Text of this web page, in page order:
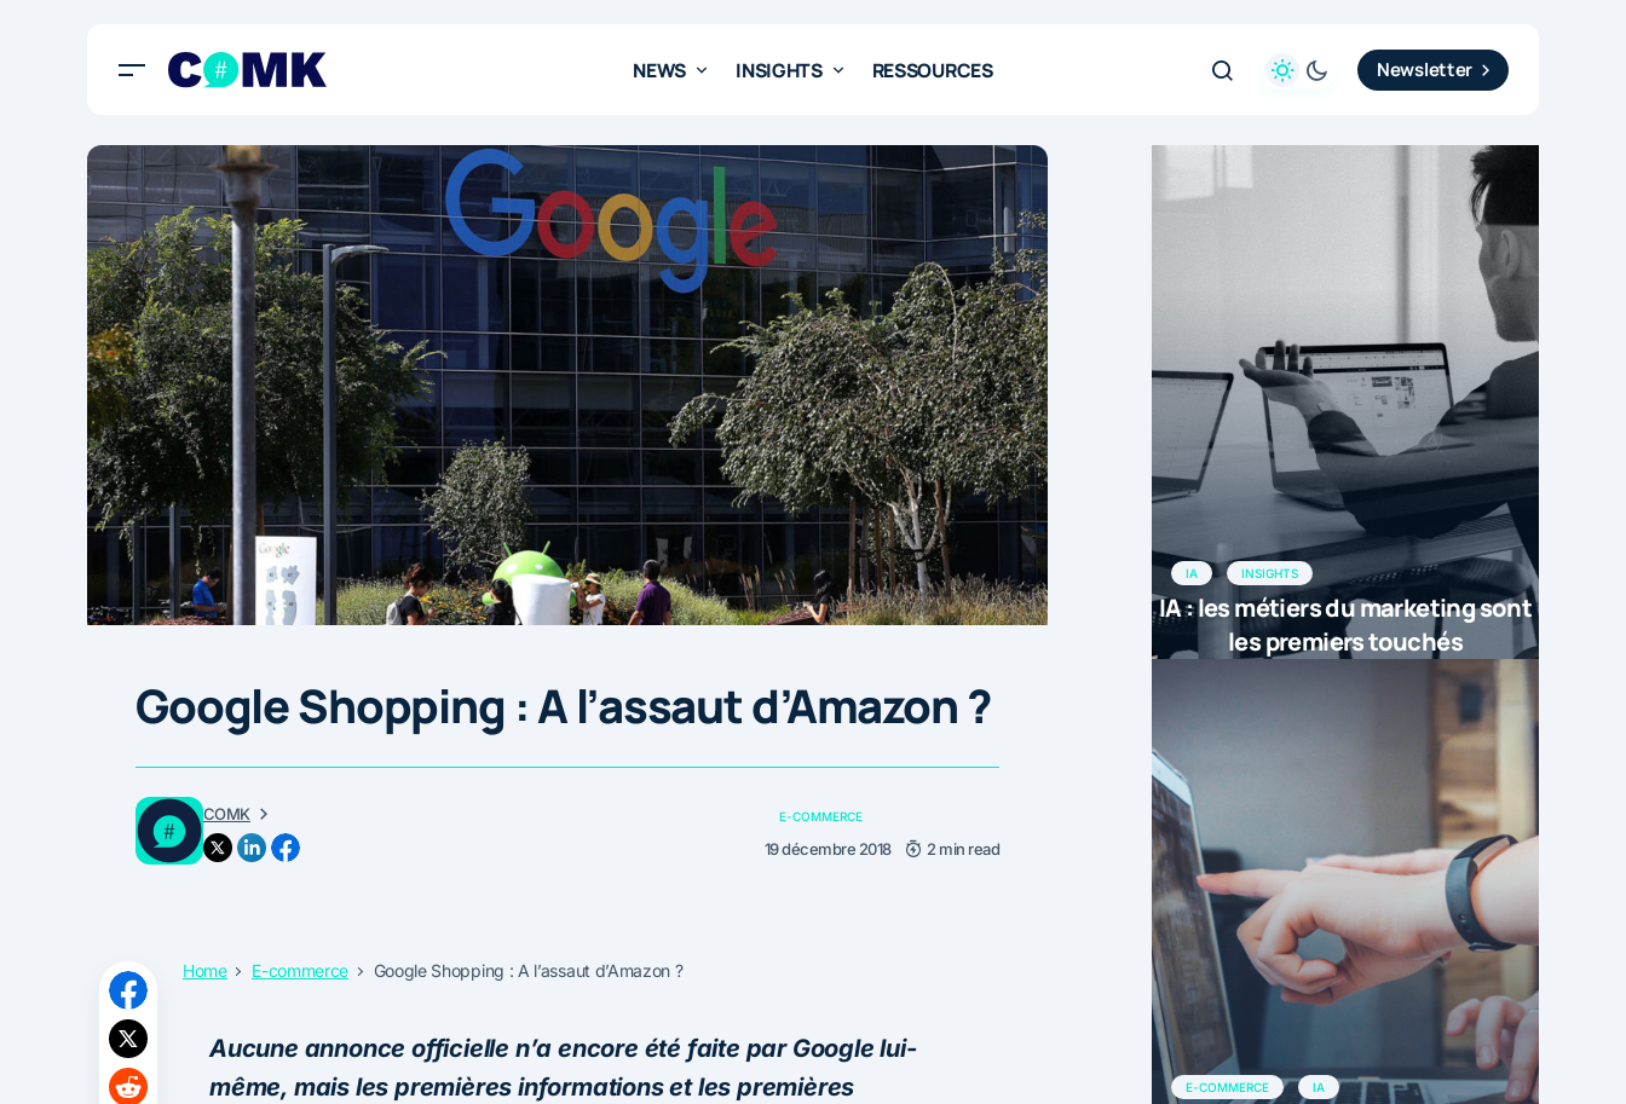
NEWS INSIGHTS RESSOURCES Newsletter
Google Shopping : A l’assaut d’Amazon ?
COMK E-COMMERCE
19 décembre 2018 2 min read
Home E-commerce Google Shopping : A l’assaut d’Amazon ?
Aucune annonce officielle n’a encore été faite par Google lui-
même, mais les premières informations et les premières
IA INSIGHTS
IA : les métiers du marketing sont
les premiers touchés
E-COMMERCE IA